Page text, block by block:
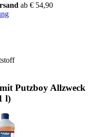
ab € 54,90
Putzboy Allzweck
l)